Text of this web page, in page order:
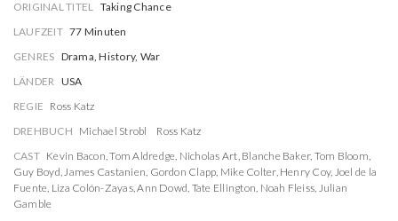
ORIGINAL TITEL Taking Chance
LAUFZEIT 77 Minuten
GENRES Drama, History, War
LÄNDER USA
REGIE Ross Katz
DREHBUCH Michael Strobl
Ross Katz
CAST Kevin Bacon,Tom Aldredge, Nicholas Art, Blanche Baker, Tom Bloom,
Guy Boyd,James Castanien, Gordon Clapp, Mike Colter, Henry Coy, Joel de la
Fuente, Liza Colón-Zayas,Ann Dowd, Tate Ellington, Noah Fleiss, Julian
Gamble